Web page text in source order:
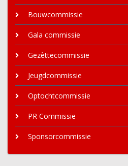
Bouwcommissie
Gala commissie
Gezèttecommissie
Jeugdcommissie
Optochtcommissie
PR Commissie
Sponsorcommissie